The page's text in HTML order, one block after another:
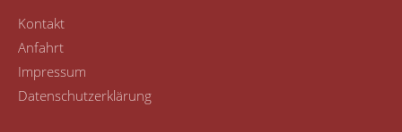
Kontakt
Anfahrt
Impressum
Datenschutzerklärung